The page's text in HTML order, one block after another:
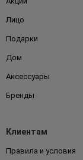
Лицо
Подарки
Дом
Аксессуары
Бренды
Клиентам
Правила и условия